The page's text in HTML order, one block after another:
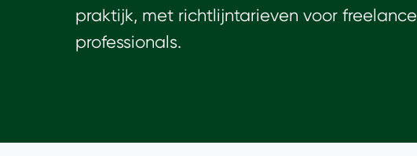
praktijk, met richtlijntarieven voor freelance
professionals.